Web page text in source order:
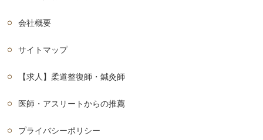
会社概要
サイトマップ
【求人】柔道整復師・鍼灸師
医師・アスリートからの推薦
プライバシーポリシー